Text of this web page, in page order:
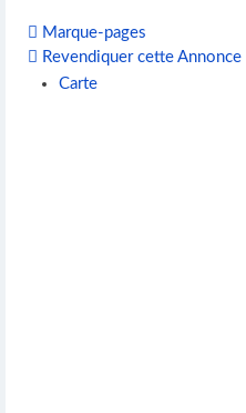
Marque-pages
Revendiquer cette Annonce
Carte